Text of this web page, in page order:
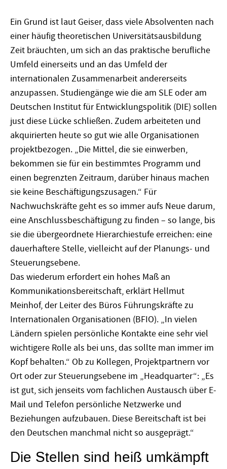
Ein Grund ist laut Geiser, dass viele Absolventen nach
einer häufig theoretischen Universitätsausbildung
Zeit bräuchten, um sich an das praktische berufliche
Umfeld einerseits und an das Umfeld der
internationalen Zusammenarbeit andererseits
anzupassen. Studiengänge wie die am SLE oder am
Deutschen Institut für Entwicklungspolitik (DIE) sollen
just diese Lücke schließen. Zudem arbeiteten und
akquirierten heute so gut wie alle Organisationen
projektbezogen. „Die Mittel, die sie einwerben,
bekommen sie für ein bestimmtes Programm und
einen begrenzten Zeitraum, darüber hinaus machen
sie keine Beschäftigungszusagen.“ Für
Nachwuchskräfte geht es so immer aufs Neue darum,
eine Anschlussbeschäftigung zu finden – so lange, bis
sie die übergeordnete Hierarchiestufe erreichen: eine
dauerhaftere Stelle, vielleicht auf der Planungs- und
Steuerungsebene.
Das wiederum erfordert ein hohes Maß an
Kommunikationsbereitschaft, erklärt Hellmut
Meinhof, der Leiter des Büros Führungskräfte zu
Internationalen Organisationen (BFIO). „In vielen
Ländern spielen persönliche Kontakte eine sehr viel
wichtigere Rolle als bei uns, das sollte man immer im
Kopf behalten.“ Ob zu Kollegen, Projektpartnern vor
Ort oder zur Steuerungsebene im „Headquarter“: „Es
ist gut, sich jenseits vom fachlichen Austausch über E-
Mail und Telefon persönliche Netzwerke und
Beziehungen aufzubauen. Diese Bereitschaft ist bei
den Deutschen manchmal nicht so ausgeprägt.“
Die Stellen sind heiß umkämpft